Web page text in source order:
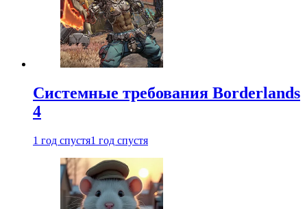
Системные требования Borderlands
4
1 год спустя1 год спустя